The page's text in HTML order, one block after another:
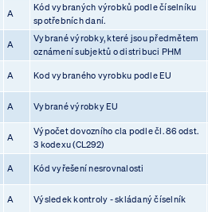
A
Kód vybraných výrobků podle číselníku
spotřebních daní.
A
Vybrané výrobky, které jsou předmětem
oznámení subjektů o distribuci PHM
A Kod vybraného vyrobku podle EU
A Vybrané výrobky EU
A
Výpočet dovozního cla podle čl. 86 odst.
3 kodexu (CL292)
A Kód vyřešení nesrovnalosti
A Výsledek kontroly - skládaný číselník